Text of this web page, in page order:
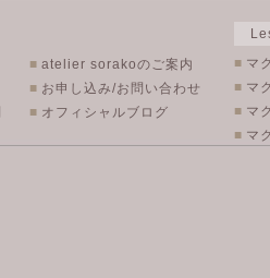
■ atelier sorakoのご案内
■ お申し込み/お問い合わせ
■ オフィシャルブログ
■ マ
■ マ
■ マ
■ マ